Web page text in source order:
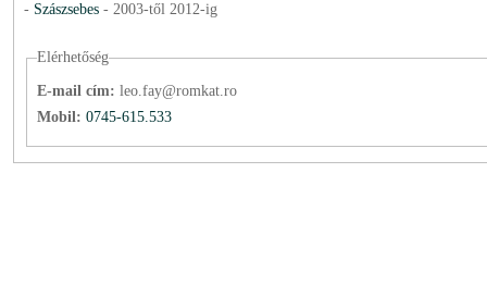
- Szászsebes- 2003-től 2012-ig
Elérhetőség
E-mail cím: leo.fay@romkat.ro
Mobil: 0745-615.533